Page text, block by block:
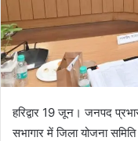
हरिद्वार 19 जून। जनपद
सभागार में जिला योजना